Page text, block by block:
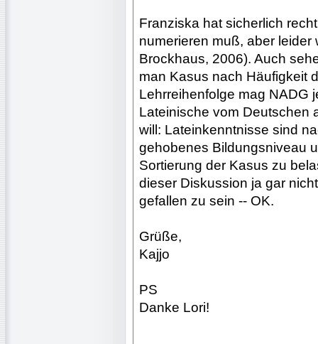
Franziska hat sicherlich
numerieren muß, aber leider
Brockhaus, 2006). Auch
man Kasus nach Häufigkeit
Lehrreihenfolge mag NADG
Lateinische vom Deutschen
will: Lateinkenntnisse sind
gehobenes Bildungsniveau
Sortierung der Kasus zu
dieser Diskussion ja gar
gefallen zu sein -- OK.
Grüße,
Kajjo
PS
Danke Lori!